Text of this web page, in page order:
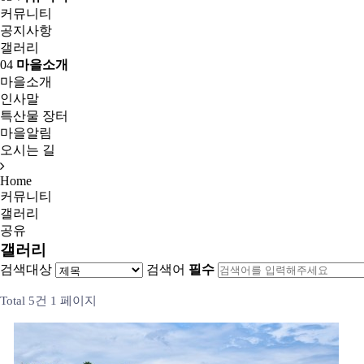
커뮤니티
공지사항
갤러리
04 마을소개
마을소개
인사말
특산물 장터
마을알림
오시는 길
Home
커뮤니티
갤러리
공유
갤러리
검색대상 검색어 필수
Total 5건 1 페이지